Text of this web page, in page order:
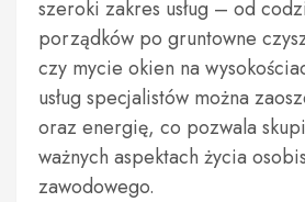
szeroki zakres usług – od
porządków po gruntowne
czy mycie okien na
usług specjalistów można
oraz energię, co pozwala
ważnych aspektach życia
zawodowego.